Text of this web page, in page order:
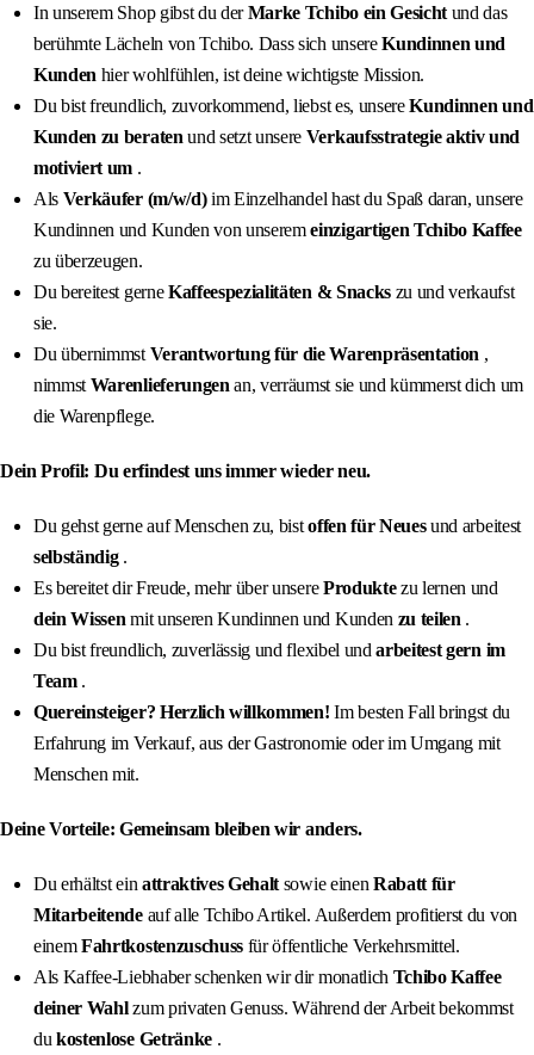
In unserem Shop gibst du derMarke Tchibo ein Gesicht und das
berühmte Lächeln von Tchibo. Dass sich unsereKundinnen und
Kunden hier wohlfühlen, ist deine wichtigste Mission.
Du bist freundlich, zuvorkommend, liebst es, unsereKundinnen und
Kunden zu beratenund setzt unsere Verkaufsstrategie aktiv und
motiviert um .
Als Verkäufer (m/w/d)im Einzelhandel hast du Spaß daran, unsere
Kundinnen und Kunden von unseremeinzigartigen Tchibo Kaffee
zu überzeugen.
Du bereitest gerneKaffeespezialitäten & Snacks zu und verkaufst
sie.
Du übernimmst Verantwortung für die Warenpräsentation ,
nimmst Warenlieferungenan, verräumst sie und kümmerst dich um
die Warenpflege.
Dein Profil: Du erfindest uns immer wieder neu.
Du gehst gerne auf Menschen zu, bistoffen für Neuesund arbeitest
selbständig .
Es bereitet dir Freude, mehr über unsereProduktezu lernen und
dein Wissenmit unseren Kundinnen und Kunden zu teilen .
Du bist freundlich, zuverlässig und flexibel undarbeitest gern im
Team .
Quereinsteiger? Herzlich willkommen!Im besten Fall bringst du
Erfahrung im Verkauf, aus der Gastronomie oder im Umgang mit
Menschen mit.
Deine Vorteile: Gemeinsam bleiben wir anders.
Du erhältst ein attraktives Gehalt sowie einen Rabatt für
Mitarbeitende auf alle Tchibo Artikel. Außerdem profitierst du von
einemFahrtkostenzuschuss für öffentliche Verkehrsmittel.
Als Kaffee-Liebhaber schenken wir dir monatlich Tchibo Kaffee
deiner Wahlzum privaten Genuss. Während der Arbeit bekommst
dukostenlose Getränke .